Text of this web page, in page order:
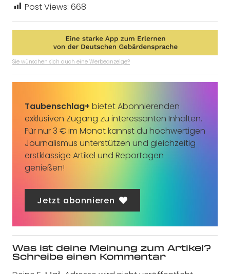
Post Views: 668
Sie wünschen sich auch eine Werbeanzeige?
Taubenschlag+ bietet Abonnierenden
exklusiven Zugang zu interessanten Inhalten.
Für nur 3 € im Monat kannst du hochwertigen
Journalismus unterstützen und gleichzeitig
erstklassige Artikel und Reportagen
genießen!
Jetzt abonnieren
Was ist deine Meinung zum Artikel?
Schreibe einen Kommentar